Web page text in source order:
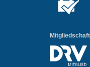
Mitgliedschaft